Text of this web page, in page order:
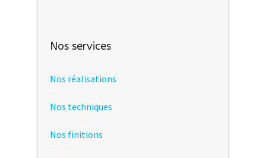
Nos services
Nos réalisations
Nos techniques
Nos finitions